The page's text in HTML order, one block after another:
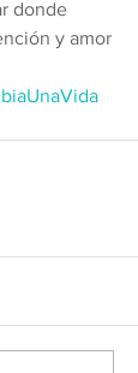
donde
y amor